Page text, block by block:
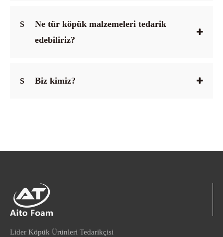
S
Ne tür köpük malzemeleri tedarik
edebiliriz?
S Biz kimiz?
Lider Köpük Ürünleri Tedarikçisi